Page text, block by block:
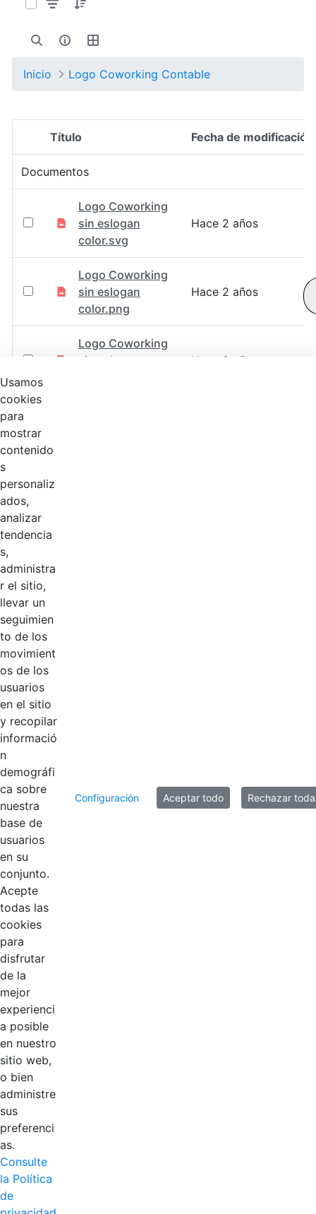
Inicio Logo Coworking Contable
Selección del elemento
Título Fecha de modificación
Documentos
Logo Coworking
sin eslogan
color.svg
Hace 2 años
Logo Coworking
sin eslogan
color.png
Hace 2 años
Logo Coworking
sin eslogan
Hace 2 años
Mostrando el intervalo 1 - 8 de 8 resultados.
Usamos
cookies
para
mostrar
contenido
s
personaliz
ados,
analizar
tendencia
s,
administra
r el sitio,
llevar un
seguimien
to de los
movimient
os de los
usuarios
en el sitio
y recopilar
informació
n
demográfi
ca sobre
nuestra
base de
usuarios
en su
conjunto.
Acepte
todas las
cookies
para
disfrutar
de la
mejor
experienci
a posible
en nuestro
sitio web,
o bien
administre
sus
preferenci
as.
Consulte
la Política
de
Configuración Aceptar todo Rechazar